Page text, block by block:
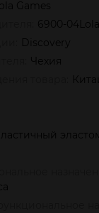
Games
6900-04Lola
Discovery
Чехия